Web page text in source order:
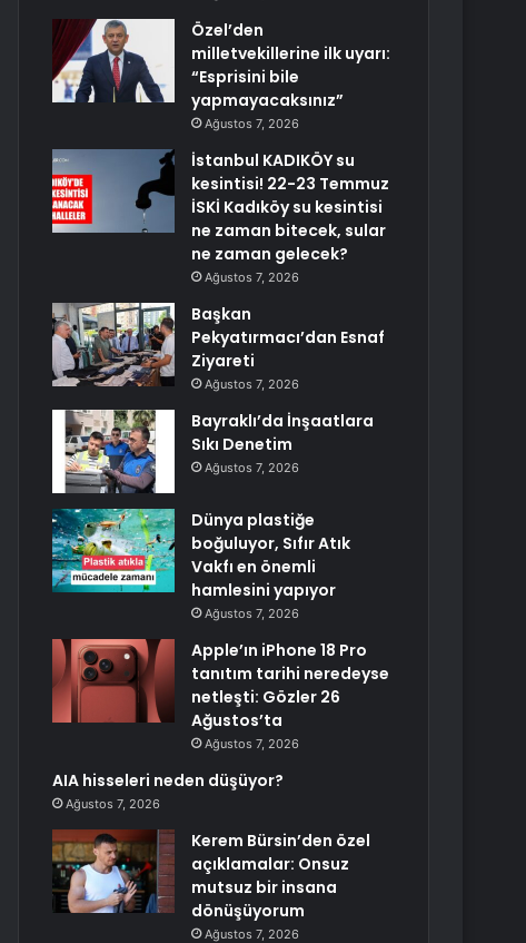
Özel’den
milletvekillerine ilk uyarı:
“Esprisini bile
yapmayacaksınız”
Ağustos 7, 2026
İstanbul KADIKÖY su
kesintisi! 22-23 Temmuz
İSKİ Kadıköy su kesintisi
ne zaman bitecek, sular
ne zaman gelecek?
Ağustos 7, 2026
Başkan
Pekyatırmacı’dan Esnaf
Ziyareti
Ağustos 7, 2026
Bayraklı’da İnşaatlara
Sıkı Denetim
Ağustos 7, 2026
Dünya plastiğe
boğuluyor, Sıfır Atık
Vakfı en önemli
hamlesini yapıyor
Ağustos 7, 2026
Apple’ın iPhone 18 Pro
tanıtım tarihi neredeyse
netleşti: Gözler 26
Ağustos’ta
Ağustos 7, 2026
AIA hisseleri neden düşüyor?
Ağustos 7, 2026
Kerem Bürsin’den özel
açıklamalar: Onsuz
mutsuz bir insana
dönüşüyorum
Ağustos 7, 2026